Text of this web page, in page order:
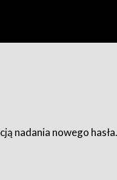
nadania nowego hasła.